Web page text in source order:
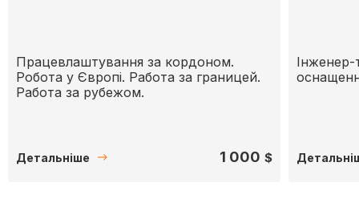
Працевлаштування за кордоном.
Робота у Європі. Работа за границей.
Работа за рубежом.
Детальніше 1 000 $
Інженер-